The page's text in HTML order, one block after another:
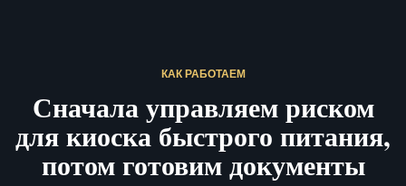
КАК РАБОТАЕМ
Сначала управляем риском
для киоска быстрого питания,
потом готовим документы